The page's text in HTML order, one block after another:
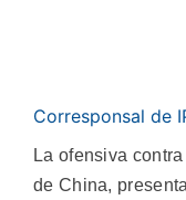
Corresponsal de
La ofensiva
de China,